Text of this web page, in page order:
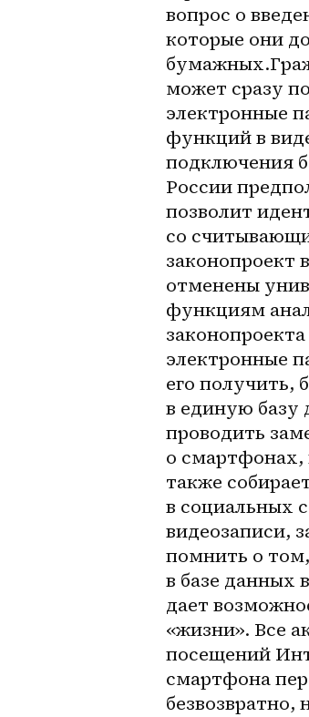
вопрос о
которые они
может сразу
электронные
функций в
подключения
России
позволит
со
законопроект
отменены
функциям
электронные
его получить,
в единую
проводить
о
также
в социальных
видеозаписи,
помнить о
в базе данных
дает
«жизни». Все
посещений
смартфона
безвозвратно,